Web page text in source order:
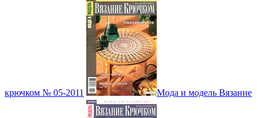
крючком № 05-2011 Мода и модель Вязание